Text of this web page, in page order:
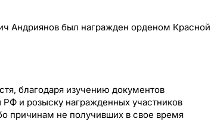
Андриянов был награжден орденом Красной
благодаря изучению документов
и розыску награжденных участников
причинам не получивших в свое время